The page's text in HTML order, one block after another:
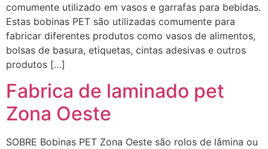
comumente utilizado em vasos e garrafas para bebidas.
Estas bobinas PET são utilizadas comumente para
fabricar diferentes produtos como vasos de alimentos,
bolsas de basura, etiquetas, cintas adesivas e outros
produtos […]
Fabrica de laminado pet
Zona Oeste
SOBRE Bobinas PET Zona Oeste são rolos de lâmina ou